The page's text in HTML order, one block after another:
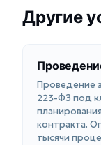
Другие
Проведение
223-ФЗ под
контракта.
тысячи